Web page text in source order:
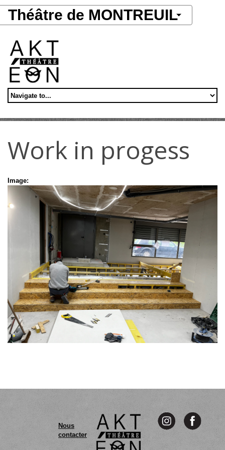
Aller au contenu principal
Théâtre de MONTREUIL
Work in progess
Image:
Nous
contacter